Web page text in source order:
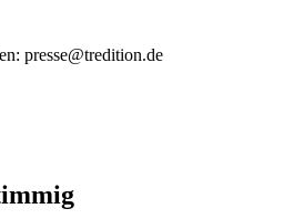
presse@tredition.de